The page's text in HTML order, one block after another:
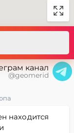
канал
@geomerid
находится